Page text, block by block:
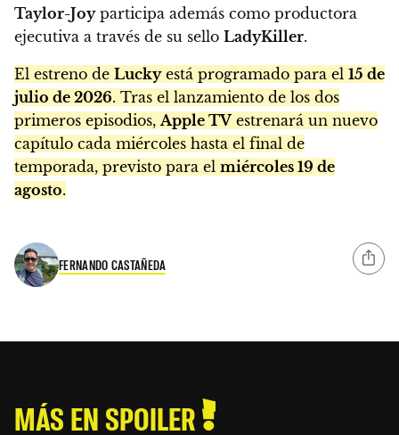
Taylor-Joyparticipa además como productora
ejecutiva a través de su sello LadyKiller.
El estreno de Luckyestá programado para el 15 de
julio de 2026. Tras el lanzamiento de los dos
primeros episodios, Apple TVestrenará un nuevo
capítulo cada miércoles hasta el final de
temporada, previsto para el miércoles 19 de
agosto.
FERNANDO CASTAÑEDA
MÁS EN SPOILER